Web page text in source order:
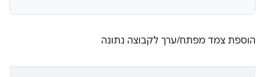
הוספת צמד מפתח/ערך לקבוצה נתונה